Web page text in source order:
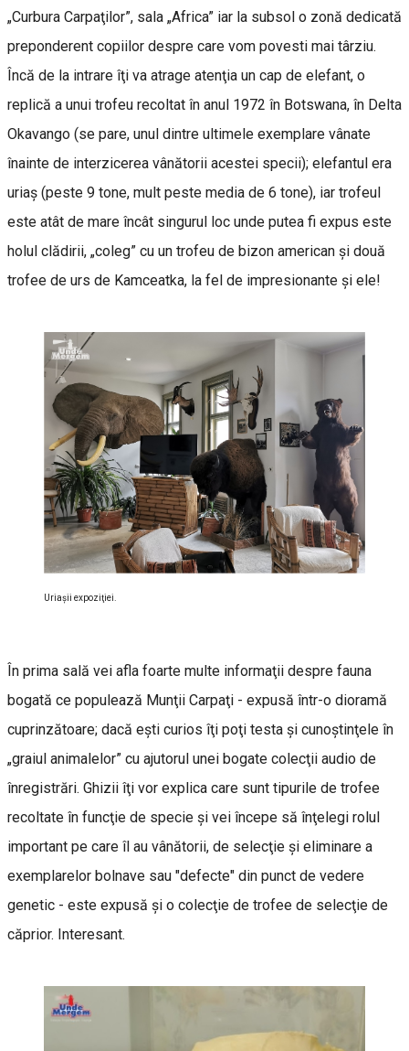
„Curbura Carpaţilor”, sala „Africa” iar la subsol o zonă dedicată
preponderent copiilor despre care vom povesti mai târziu.
Încă de la intrare îţi va atrage atenţia un cap de elefant, o
replică a unui trofeu recoltat în anul 1972 în Botswana, în Delta
Okavango (se pare, unul dintre ultimele exemplare vânate
înainte de interzicerea vânătorii acestei specii); elefantul era
uriaş (peste 9 tone, mult peste media de 6 tone), iar trofeul
este atât de mare încât singurul loc unde putea fi expus este
holul clădirii, „coleg” cu un trofeu de bizon american şi două
trofee de urs de Kamceatka, la fel de impresionante şi ele!
Uriaşii expoziţiei.
În prima sală vei afla foarte multe informaţii despre fauna
bogată ce populează Munţii Carpaţi - expusă într-o dioramă
cuprinzătoare; dacă eşti curios îţi poţi testa şi cunoştinţele în
„graiul animalelor” cu ajutorul unei bogate colecţii audio de
înregistrări. Ghizii îţi vor explica care sunt tipurile de trofee
recoltate în funcţie de specie şi vei începe să înţelegi rolul
important pe care îl au vânătorii, de selecţie şi eliminare a
exemplarelor bolnave sau "defecte" din punct de vedere
genetic - este expusă şi o colecţie de trofee de selecţie de
căprior. Interesant.